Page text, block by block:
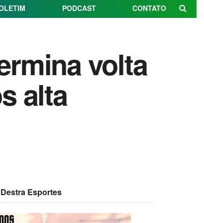
PODCAST CONTATO
volta
alta
Esportes